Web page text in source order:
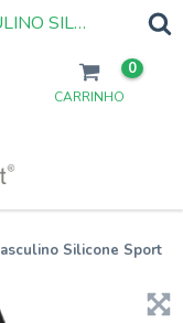
SINOBI* 9368 RELÓGIO MASCULINO SILICONE SPORT
CARRINHO
0
Silicone Sport